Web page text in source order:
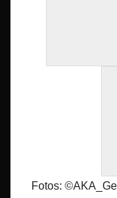
Fotos: